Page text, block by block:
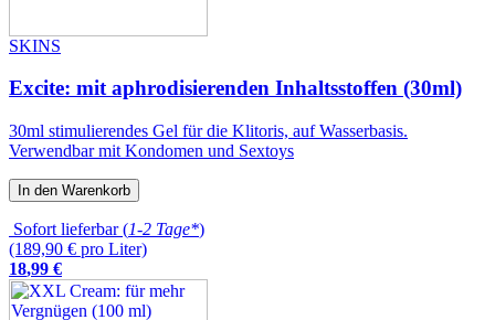
SKINS
Excite: mit aphrodisierenden Inhaltsstoffen (30ml)
30ml stimulierendes Gel für die Klitoris, auf Wasserbasis.
Verwendbar mit Kondomen und Sextoys
In den Warenkorb
Sofort lieferbar (1-2 Tage*)
(189,90 € pro Liter)
18,99 €